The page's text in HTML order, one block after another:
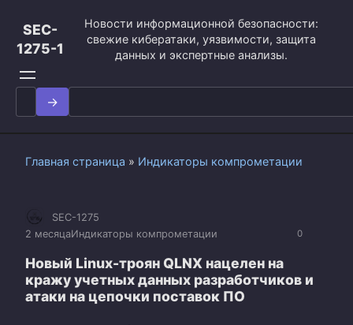
контенту
SEC-
1275-1
Новости информационной безопасности:
свежие кибератаки, уязвимости, защита
данных и экспертные анализы.
Search
for:
Главная страница » Индикаторы компрометации
0
SEC-1275
2 месяцаИндикаторы компрометации
Новый Linux-троян QLNX нацелен на
кражу учетных данных разработчиков и
атаки на цепочки поставок ПО